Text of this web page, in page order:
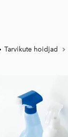
Tarvikute hoidjad